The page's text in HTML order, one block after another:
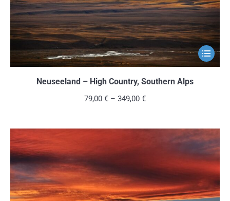
gewählt
werden
Dieses
Produkt
Die
Optionen
können
auf
der
Neuseeland – High Country, Southern Alps
79,00 € – 349,00 €